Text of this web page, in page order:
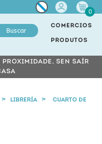
Miña
conta
0
Buscar
COMERCIOS
PRODUTOS
PROXIMIDADE, SEN SAÍR
LIBRERÍA CUARTO DE